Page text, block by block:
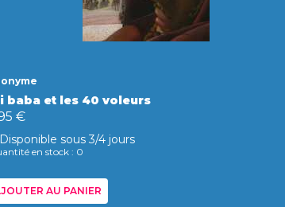
baba et les 40 voleurs
€
Disponible sous 3/4 jours
en stock : 0
AU PANIER